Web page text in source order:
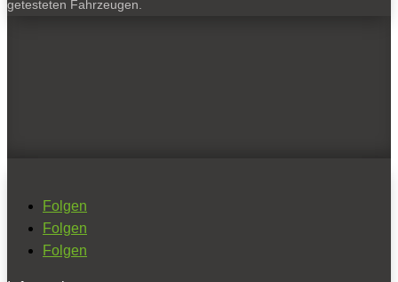
getesteten Fahrzeugen.
Folgen
Folgen
Folgen